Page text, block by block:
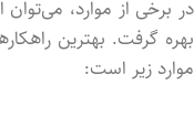
در برخی از موارد،
بهره گرفت. بهترین
موارد زیر است: